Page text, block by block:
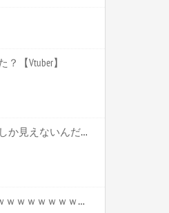
【Vtuber】
ホロライブ【かかげ】これ正直桐生会利用した乞食行為にしか見えないんだがいいのかこれ かかげって直接関わりがあるわけじゃないだろ【Vtuber】
【画像】安心系JCが作った林間カレーｗｗｗｗｗｗｗｗｗｗｗｗｗｗｗｗｗｗｗｗｗｗｗｗ